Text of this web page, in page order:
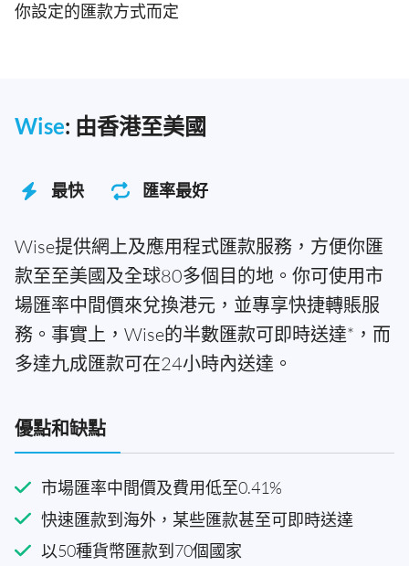
你設定的匯款方式而定
Wise: 由香港至美國
最快 匯率最好
Wise提供網上及應用程式匯款服務，方便你匯
款至至美國及全球80多個目的地。你可使用市
場匯率中間價來兌換港元，並專享快捷轉賬服
務。事實上，Wise的半數匯款可即時送達*，而
多達九成匯款可在24小時內送達。
優點和缺點
市場匯率中間價及費用低至0.41%
快速匯款到海外，某些匯款甚至可即時送達
以50種貨幣匯款到70個國家